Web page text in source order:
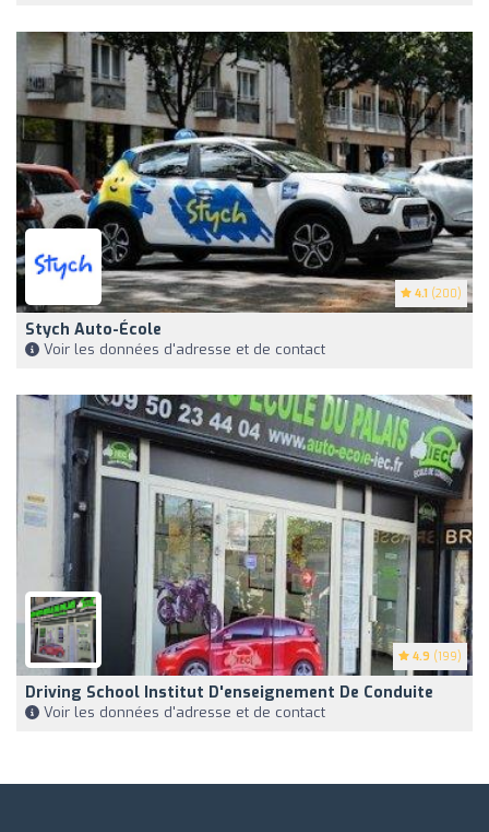
4.1 (200)
Stych Auto-École
Voir les données d'adresse et de contact
4.9 (199)
Driving School Institut D'enseignement De Conduite
Voir les données d'adresse et de contact